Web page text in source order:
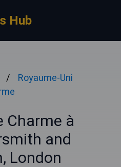
Hub
Royaume-Uni
Charme à
and
London